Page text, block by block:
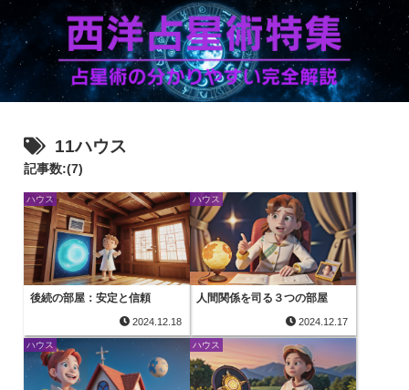
11ハウス
記事数:(7)
ハウス
後続の部屋：安定と信頼
2024.12.18
ハウス
人間関係を司る３つの部屋
2024.12.17
ハウス ハウス